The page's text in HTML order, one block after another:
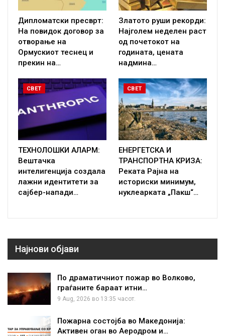
Дипломатски пресврт:
На повидок договор за
отворање на
Ормускиот теснец и
прекин на…
Златото руши рекорди:
Најголем неделен раст
од почетокот на
годината, цената
надмина…
СВЕТ
ТЕХНОЛОШКИ АЛАРМ:
Вештачка
интелигенција создала
лажни идентитети за
сајбер-напади…
СВЕТ
ЕНЕРГЕТСКА И
ТРАНСПОРТНА КРИЗА:
Реката Рајна на
историски минимум,
нуклеарката „Пакш“…
Најнови објави
По драматичниот пожар во Волково,
граѓаните бараат итни…
9 Aug, 2026 во 13:35 часот.
Пожарна состојба во Македонија:
Активен оган во Аеродром и…